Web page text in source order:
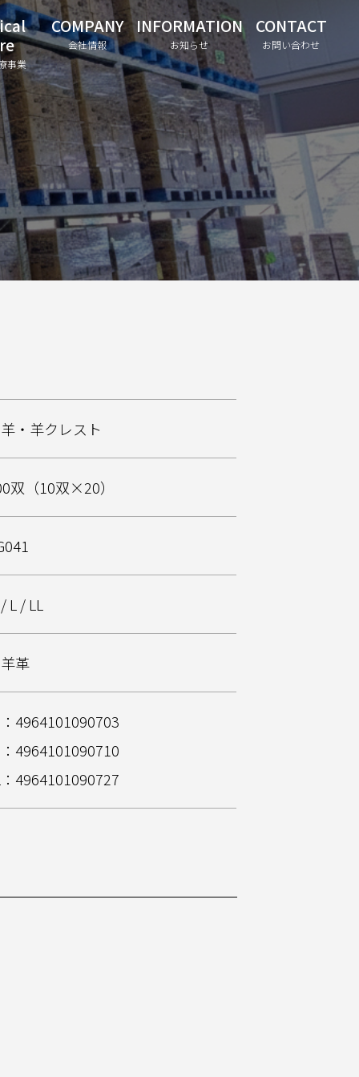
事業
COMPANY
会社情報
INFORMATION
お知らせ
CONTACT
お問い合わせ
・羊クレスト
双（10双×20）
L / LL
革
4964101090703
4964101090710
4964101090727